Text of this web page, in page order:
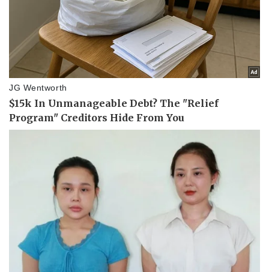
Khởi nghiệp
Giá vàng
Tiêu dùng
Chứng khoán
Giá cà phê